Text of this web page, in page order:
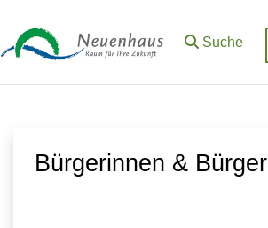
Suche
Bürgerinnen & Bürger